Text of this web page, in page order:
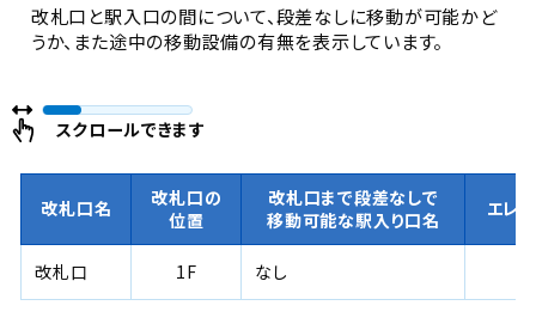
改札口と駅入口の間について、段差なしに移動が可能かど
うか、また途中の移動設備の有無を表示しています。
スクロールできます
改札口名
改札口の
位置
改札口まで段差なしで
移動可能な駅入り口名
エレ
改札口 1F なし